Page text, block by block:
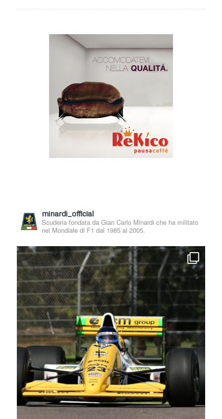
minardi_official
Scuderia fondata da Gian Carlo Minardi che ha militato
nel Mondiale di F1 dal 1985 al 2005.